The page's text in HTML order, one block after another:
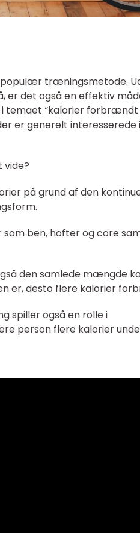
træningsmetode.
er det også en effektiv
temaet “kalorier forbrændt
er generelt
vide?
på grund af den
ben, hofter og core
den samlede mængde
er, desto flere kalorier
spiller også en rolle i
person flere kalorier